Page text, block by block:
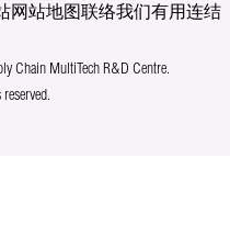
网站地图联络我们有用连结
Chain MultiTech R&D Centre.